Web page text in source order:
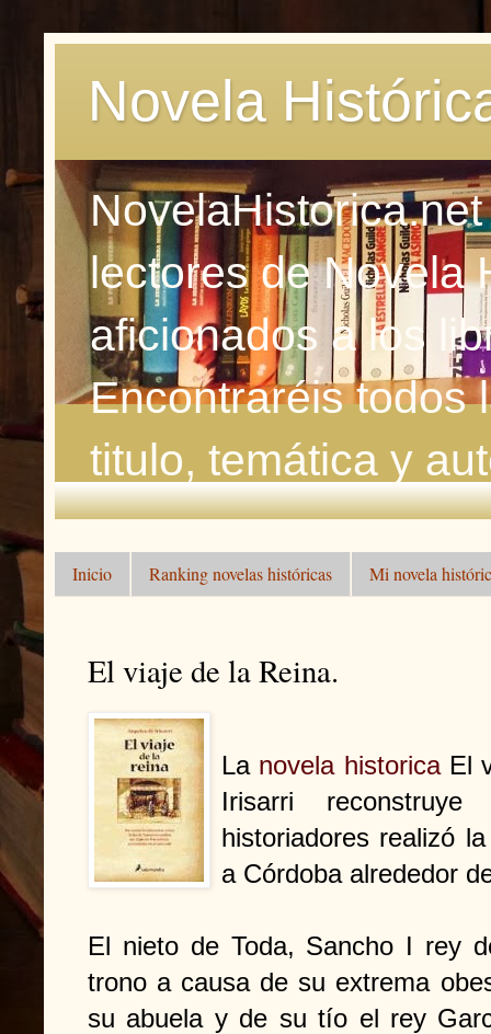
Novela
lectores de Novela
aficionados a los
Encontraréis todos
titulo, temática y
Inicio Ranking novelas históricas Mi novela
El viaje de la Reina.
La novela historicaEl
Irisarri
historiadores realizó
a Córdoba alrededor
El nieto de Toda, Sancho I rey
trono a causa de su extrema
su abuela y de su tío el rey